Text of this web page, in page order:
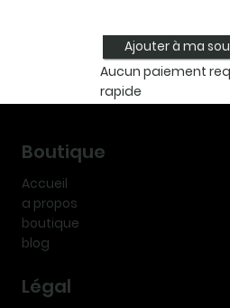
Aucun paiement
rapide
Boutique
Accueil
a propos
boutique
blog
Légal